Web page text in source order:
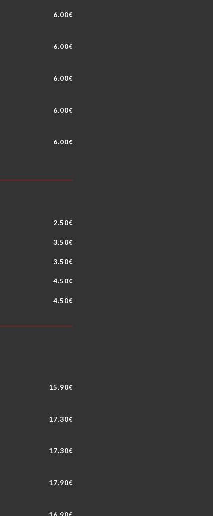
6.00€
6.00€
6.00€
6.00€
6.00€
2.50€
3.50€
3.50€
4.50€
4.50€
15.90€
17.30€
17.30€
17.90€